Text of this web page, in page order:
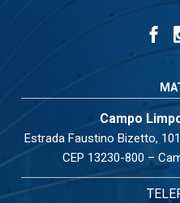
Campo
Estrada Faustino Bizetto,
CEP 13230-800 –